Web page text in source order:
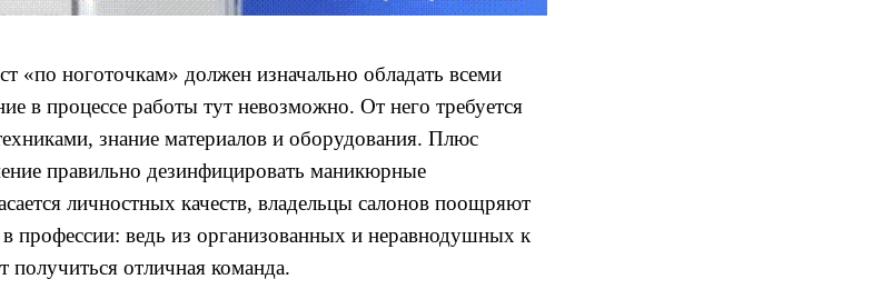
«по ноготочкам» должен изначально обладать всеми
в процессе работы тут невозможно. От него требуется
знание материалов и оборудования. Плюс
правильно дезинфицировать маникюрные
личностных качеств, владельцы салонов поощряют
в профессии: ведь из организованных и неравнодушных к
получиться отличная команда.